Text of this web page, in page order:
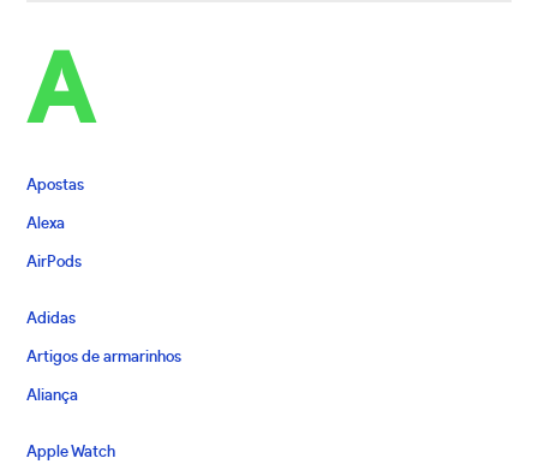
A
Apostas
Alexa
AirPods
Adidas
Artigos de armarinhos
Aliança
Apple Watch